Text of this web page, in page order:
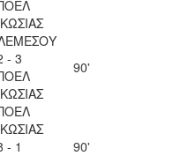
- 3
90'
- 1
90'